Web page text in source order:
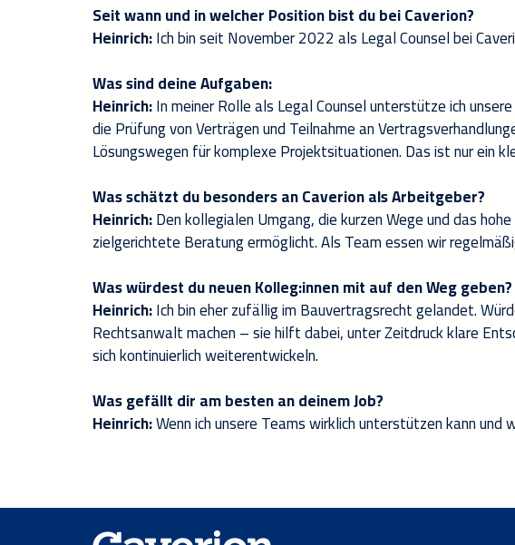
Seit wann und in welcher Position bist du bei Caverion?
Heinrich:Ich bin seit November 2022 als Legal Counsel bei
Was sind deine Aufgaben:
Heinrich:In meiner Rolle als Legal Counsel unterstütze ich
die Prüfung von Verträgen und Teilnahme an
Lösungswegen für komplexe Projektsituationen. Das ist nur ein
Was schätzt du besonders an Caverion als Arbeitgeber?
Heinrich:Den kollegialen Umgang, die kurzen Wege und das
zielgerichtete Beratung ermöglicht. Als Team essen wir
Was würdest du neuen Kolleg:innen mit auf den Weg geben?
Heinrich:Ich bin eher zufällig im Bauvertragsrecht gelandet.
Rechtsanwalt machen – sie hilft dabei, unter Zeitdruck klare
sich kontinuierlich weiterentwickeln.
Was gefällt dir am besten an deinem Job?
Heinrich:Wenn ich unsere Teams wirklich unterstützen kann